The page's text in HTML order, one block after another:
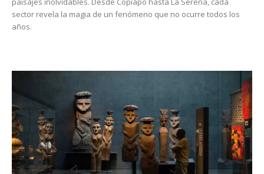
sector revela la magia de un fenómeno que no ocurre todos los
años.